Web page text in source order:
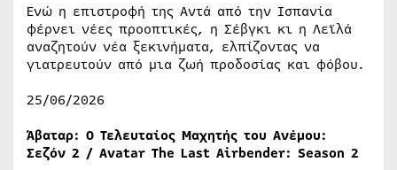
Ενώ η επιστροφή της Αντά από την Ισπανία
φέρνει νέες προοπτικές, η Σέβγκι κι η Λεϊλά
αναζητούν νέα ξεκινήματα, ελπίζοντας να
γιατρευτούν από μια ζωή προδοσίας και φόβου.
25/06/2026
Άβαταρ: Ο Τελευταίος Μαχητής του Ανέμου:
Σεζόν 2 / Avatar The Last Airbender: Season 2